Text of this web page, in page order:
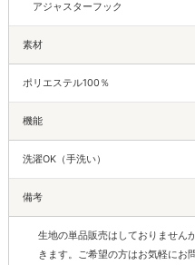
アジャスターフック
素材
ポリエステル100％
機能
洗濯OK（手洗い）
備考
生地の単品販売はしておりません
きます。ご希望の方はお気軽にお